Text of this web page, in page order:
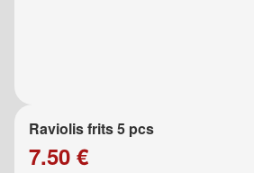
Raviolis frits 5 pcs
7.50 €